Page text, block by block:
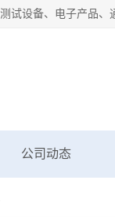
公司动态